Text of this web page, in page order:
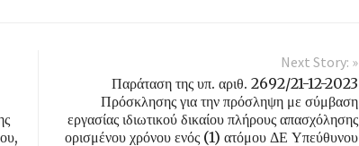
Next Story: »
Παράταση της υπ. αριθ. 2692/21-12-2023
Πρόσκλησης για την πρόσληψη με σύμβαση
εργασίας ιδιωτικού δικαίου πλήρους απασχόλησης
ορισμένου χρόνου ενός (1) ατόμου ΔΕ Υπεύθυνου